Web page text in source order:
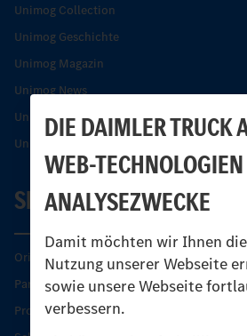
DIE DAIMLER TRUCK
WEB-
ANALYSEZWECKE
Damit möchten wir Ihnen
Nutzung unserer Webseite
sowie unsere Webseite
verbessern.
Unimog Collection
Unimog Geschichte
Unimog Magazin
Unimog News
Unimog Partner-Portal
Unimog Sicherheit
SERVICE
Original-Teile
Partner finden
Produkt-Highlights